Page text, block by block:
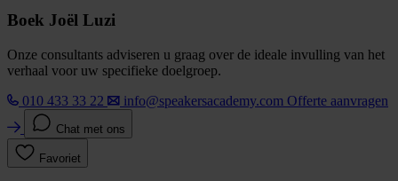
Boek Joël Luzi
Onze consultants adviseren u graag over de ideale invulling van het
verhaal voor uw specifieke doelgroep.
010 433 33 22
info@speakersacademy.com Offerte aanvragen
Chat met ons
Favoriet